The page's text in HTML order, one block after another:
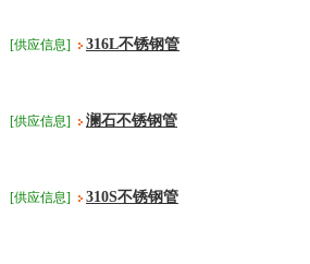
[供应信息] 316L不锈钢管
[供应信息] 澜石不锈钢管
[供应信息] 310S不锈钢管